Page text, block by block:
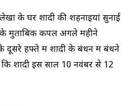
के घर शादी की शहनाइयां सुनाई
के मुताबिक कपल अगले महीने
दूसरे हफ्ते में शादी के बंधन में बंधने
कि शादी इस साल 10 नवंबर से 12